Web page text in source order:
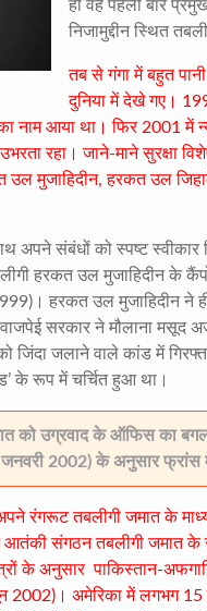
ही वह पहली बार
निजामुद्दीन स्थित
तब से गंगा में बहुत
दुनिया में देखे गए।
नाम आया था। फिर2001में
रहा। जाने-माने सुरक्षा
मुजाहिदीन,हरकत उल
अपने संबंधों को स्पष्ट स्वीकार
हरकत उल मुजाहिदीन के कैंपों
। हरकत उल मुजाहिदीन ने
सरकार ने मौलाना मसूद
को जिंदा जलाने वाले कांड में
के रूप में चर्चित हुआ था।
को उग्रवाद के ऑफिस का
2002) के अनुसार फ्रांस
रंगरूट तबलीगी जमात के
आतंकी संगठन तबलीगी जमात के
के अनुसार पाकिस्तान-
2002) । अमेरिका में लगभग 15